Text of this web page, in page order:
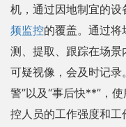
机，通过因地制宜的
频监控的覆盖。通过
测、提取、跟踪在场
可疑视像，会及时记录
警”以及“事后快**”，
控人员的工作强度和